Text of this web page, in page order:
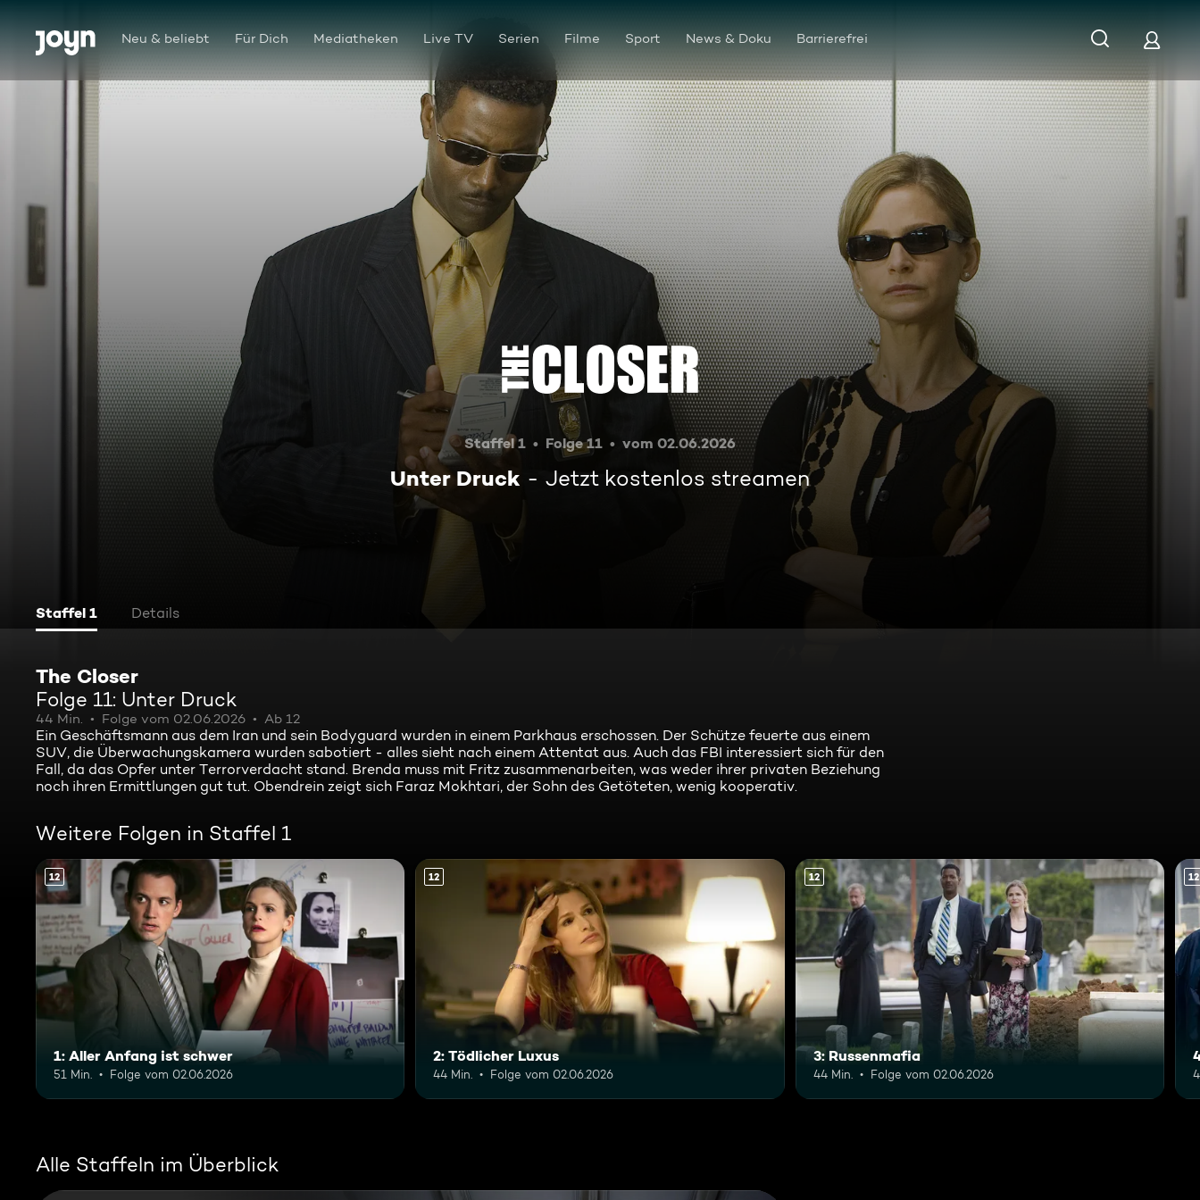
Zum Inhalt springen
Barrierefrei Neu & beliebt Für Dich Mediatheken Live TV Serien Filme Sport News & Doku Barrierefrei
Unter Druck
Staffel 1 Folge 11 vom 02.06.2026
Unter Druck Jetzt kostenlos streamen
Staffel 1 Details
The Closer
Folge 11: Unter Druck
44 Min. Folge vom 02.06.2026 Ab 12
Ein Geschäftsmann aus dem Iran und sein Bodyguard wurden in einem Parkhaus erschossen. Der Schütze feuerte aus einem
SUV, die Überwachungskamera wurden sabotiert - alles sieht nach einem Attentat aus. Auch das FBI interessiert sich für den
Fall, da das Opfer unter Terrorverdacht stand. Brenda muss mit Fritz zusammenarbeiten, was weder ihrer privaten Beziehung
noch ihren Ermittlungen gut tut. Obendrein zeigt sich Faraz Mokhtari, der Sohn des Getöteten, wenig kooperativ.
Weitere Folgen in Staffel 1
12
1: Aller Anfang ist schwer
51 Min. Folge vom 02.06.2026
12
2: Tödlicher Luxus
44 Min. Folge vom 02.06.2026
12
3: Russenmafia
44 Min. Folge vom 02.06.2026
12
Alle Staffeln im Überblick